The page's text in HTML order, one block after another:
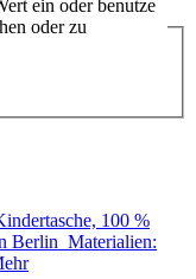
ein oder benutze
oder zu
100 %
Berlin Materialien: